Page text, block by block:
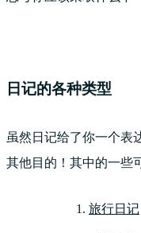
日记的各种类型
虽然日记给了你一个表
其他目的！其中的一些
旅行日记